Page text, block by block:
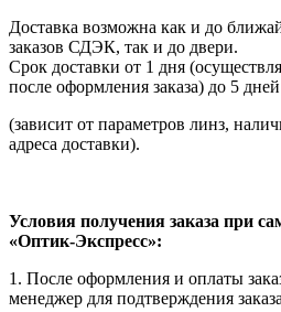
Доставка возможна как и до
заказов СДЭК, так и до двери.
Срок доставки от 1 дня
после оформления заказа) до 5 дней
(зависит от параметров линз,
адреса доставки).
Условия получения заказа при
«Оптик-Экспресс»:
1. После оформления и оплаты
менеджер для подтверждения